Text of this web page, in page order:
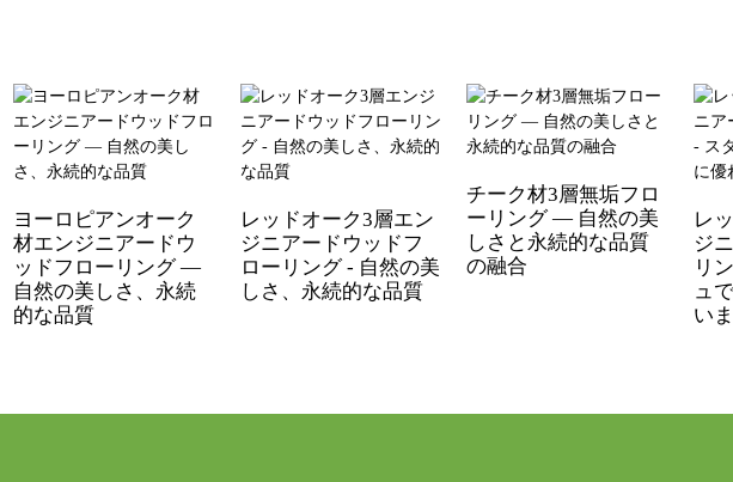
ヨーロピアンオーク
材エンジニアードウ
ッドフローリング —
自然の美しさ、永続
的な品質
レッドオーク3層エン
ジニアードウッドフ
ローリング - 自然の美
しさ、永続的な品質
チーク材3層無垢フロ
ーリング — 自然の美
しさと永続的な品質
の融合
レ
ジ
リ
ュ
い